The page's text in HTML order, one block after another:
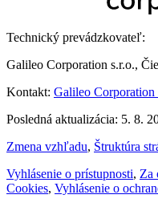
Technický prevádzkovateľ:
Galileo Corporation s.r.o.,
Kontakt: Galileo Corporation
Posledná aktualizácia: 5. 8.
Zmena vzhľadu, Štruktúra
Vyhlásenie o prístupnosti, Za
Cookies, Vyhlásenie o